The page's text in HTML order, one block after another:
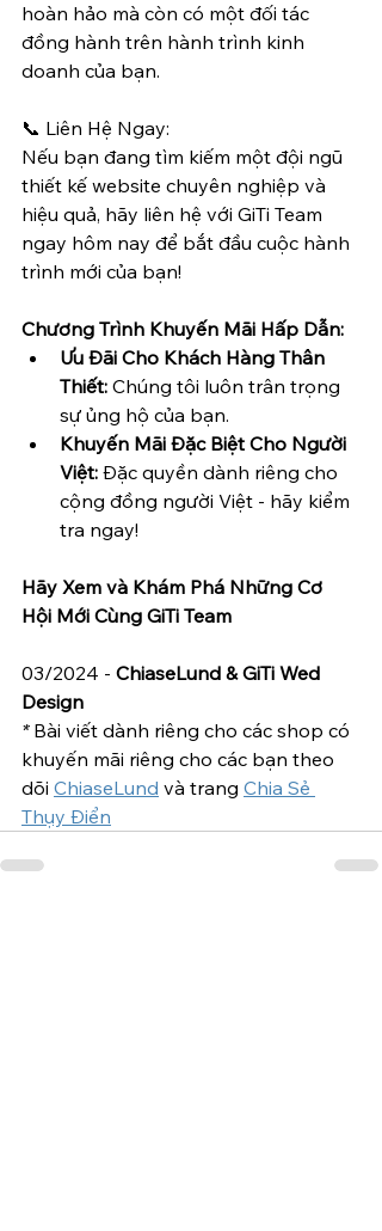
hoàn hảo mà còn có một đối tác
đồng hành trên hành trình kinh
doanh của bạn.
📞 Liên Hệ Ngay:
Nếu bạn đang tìm kiếm một đội ngũ
thiết kế website chuyên nghiệp và
hiệu quả, hãy liên hệ với GiTi Team
ngay hôm nay để bắt đầu cuộc hành
trình mới của bạn!
Chương Trình Khuyến Mãi Hấp Dẫn:
Ưu Đãi Cho Khách Hàng Thân
Thiết: Chúng tôi luôn trân trọng
sự ủng hộ của bạn.
Khuyến Mãi Đặc Biệt Cho Người
Việt: Đặc quyền dành riêng cho
cộng đồng người Việt - hãy kiểm
tra ngay!
Hãy Xem và Khám Phá Những Cơ
Hội Mới Cùng GiTi Team
03/2024 - ChiaseLund & GiTi Wed
Design
* Bài viết dành riêng cho các shop có
khuyến mãi riêng cho các bạn theo
dõi ChiaseLund và trang Chia Sẻ
Thụy Điển